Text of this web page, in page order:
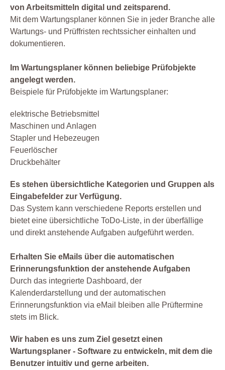
von Arbeitsmitteln digital und zeitsparend.
Mit dem Wartungsplaner können Sie in jeder Branche alle
Wartungs- und Prüffristen rechtssicher einhalten und
dokumentieren.
Im Wartungsplaner können beliebige Prüfobjekte
angelegt werden.
Beispiele für Prüfobjekte im Wartungsplaner:
elektrische Betriebsmittel
Maschinen und Anlagen
Stapler und Hebezeugen
Feuerlöscher
Druckbehälter
Es stehen übersichtliche Kategorien und Gruppen als
Eingabefelder zur Verfügung.
Das System kann verschiedene Reports erstellen und
bietet eine übersichtliche ToDo-Liste, in der überfällige
und direkt anstehende Aufgaben aufgeführt werden.
Erhalten Sie eMails über die automatischen
Erinnerungsfunktion der anstehende Aufgaben
Durch das integrierte Dashboard, der
Kalenderdarstellung und der automatischen
Erinnerungsfunktion via eMail bleiben alle Prüftermine
stets im Blick.
Wir haben es uns zum Ziel gesetzt einen
Wartungsplaner - Software zu entwickeln, mit dem die
Benutzer intuitiv und gerne arbeiten.